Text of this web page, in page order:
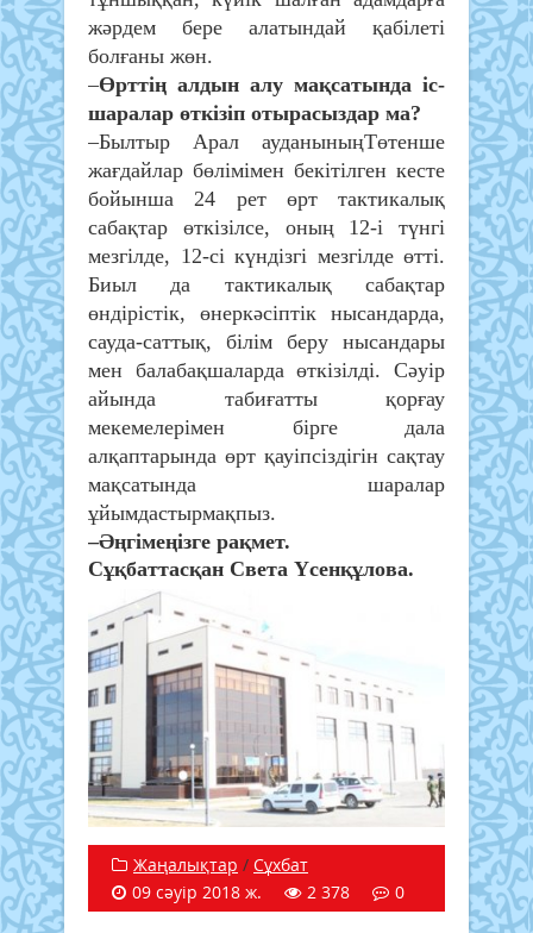
жәрдем бере алатындай қабілеті
болғаны жөн.
–Өрттің алдын алу мақсатында іс-
шаралар өткізіп отырасыздар ма?
–Былтыр Арал ауданыныңТөтенше
жағдайлар бөлімімен бекітілген кесте
бойынша 24 рет өрт тактикалық
сабақтар өткізілсе, оның 12-і түнгі
мезгілде, 12-сі күндізгі мезгілде өтті.
Биыл да тактикалық сабақтар
өндірістік, өнеркәсіптік нысандарда,
сауда-саттық, білім беру нысандары
мен балабақшаларда өткізілді. Сәуір
айында табиғатты қорғау
мекемелерімен бірге дала
алқаптарында өрт қауіпсіздігін сақтау
мақсатында шаралар
ұйымдастырмақпыз.
–Әңгімеңізге рақмет.
Сұқбаттасқан Света Үсенқұлова.
Жаңалықтар / Сұхбат
09 сәуір 2018 ж.
2 378 0